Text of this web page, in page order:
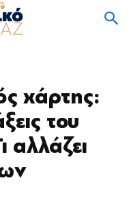
χάρτης:
του
αλλάζει